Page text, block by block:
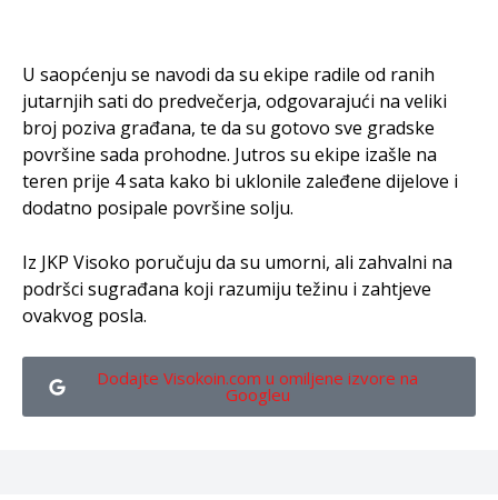
U saopćenju se navodi da su ekipe radile od ranih
jutarnjih sati do predvečerja, odgovarajući na veliki
broj poziva građana, te da su gotovo sve gradske
površine sada prohodne. Jutros su ekipe izašle na
teren prije 4 sata kako bi uklonile zaleđene dijelove i
dodatno posipale površine solju.
Iz JKP Visoko poručuju da su umorni, ali zahvalni na
podršci sugrađana koji razumiju težinu i zahtjeve
ovakvog posla.
Dodajte Visokoin.com u omiljene izvore na
Googleu